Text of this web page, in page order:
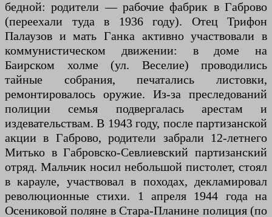
бедной: родители — рабочие фабрик в Габрово
(переехали туда в 1936 году). Отец Трифон
Палаузов и мать Ганка активно участвовали в
коммунистическом движении: в доме на
Баирском холме (ул. Веселие) проводились
тайные собрания, печатались листовки,
ремонтировалось оружие. Из-за преследований
полиции семья подвергалась арестам и
издевательствам. В 1943 году, после партизанской
акции в Габрово, родители забрали 12-летнего
Митько в Габровско-Севлиевский партизанский
отряд. Мальчик носил небольшой пистолет, стоял
в карауле, участвовал в походах, декламировал
революционные стихи. 1 апреля 1944 года на
Осениковой поляне в Стара-Планине полиция (по